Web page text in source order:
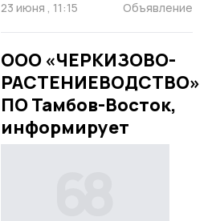
23 июня , 11:15 Объявление
ООО «ЧЕРКИЗОВО-
РАСТЕНИЕВОДСТВО»
ПО Тамбов-Восток,
информирует